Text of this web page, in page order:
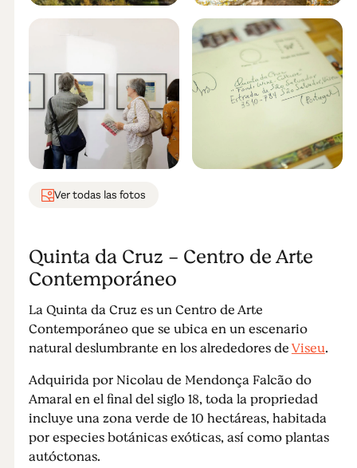
Ver todas las fotos
Quinta da Cruz - Centro de Arte
Contemporáneo
La Quinta da Cruz es un Centro de Arte
Contemporáneo que se ubica en un escenario
natural deslumbrante en los alrededores deViseu.
Adquirida por Nicolau de Mendonça Falcão do
Amaral en el final del siglo 18, toda la propriedad
incluye una zona verde de 10 hectáreas, habitada
por especies botánicas exóticas, así como plantas
autóctonas.